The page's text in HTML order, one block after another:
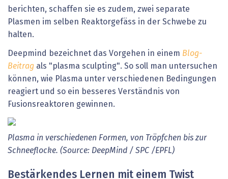
berichten, schaffen sie es zudem, zwei separate
Plasmen im selben Reaktorgefäss in der Schwebe zu
halten.
Deepmind bezeichnet das Vorgehen in einem Blog-
Beitrag als "plasma sculpting". So soll man untersuchen
können, wie Plasma unter verschiedenen Bedingungen
reagiert und so ein besseres Verständnis von
Fusionsreaktoren gewinnen.
Plasma in verschiedenen Formen, von Tröpfchen bis zur
Schneeflocke. (Source: DeepMind / SPC /EPFL)
Bestärkendes Lernen mit einem Twist